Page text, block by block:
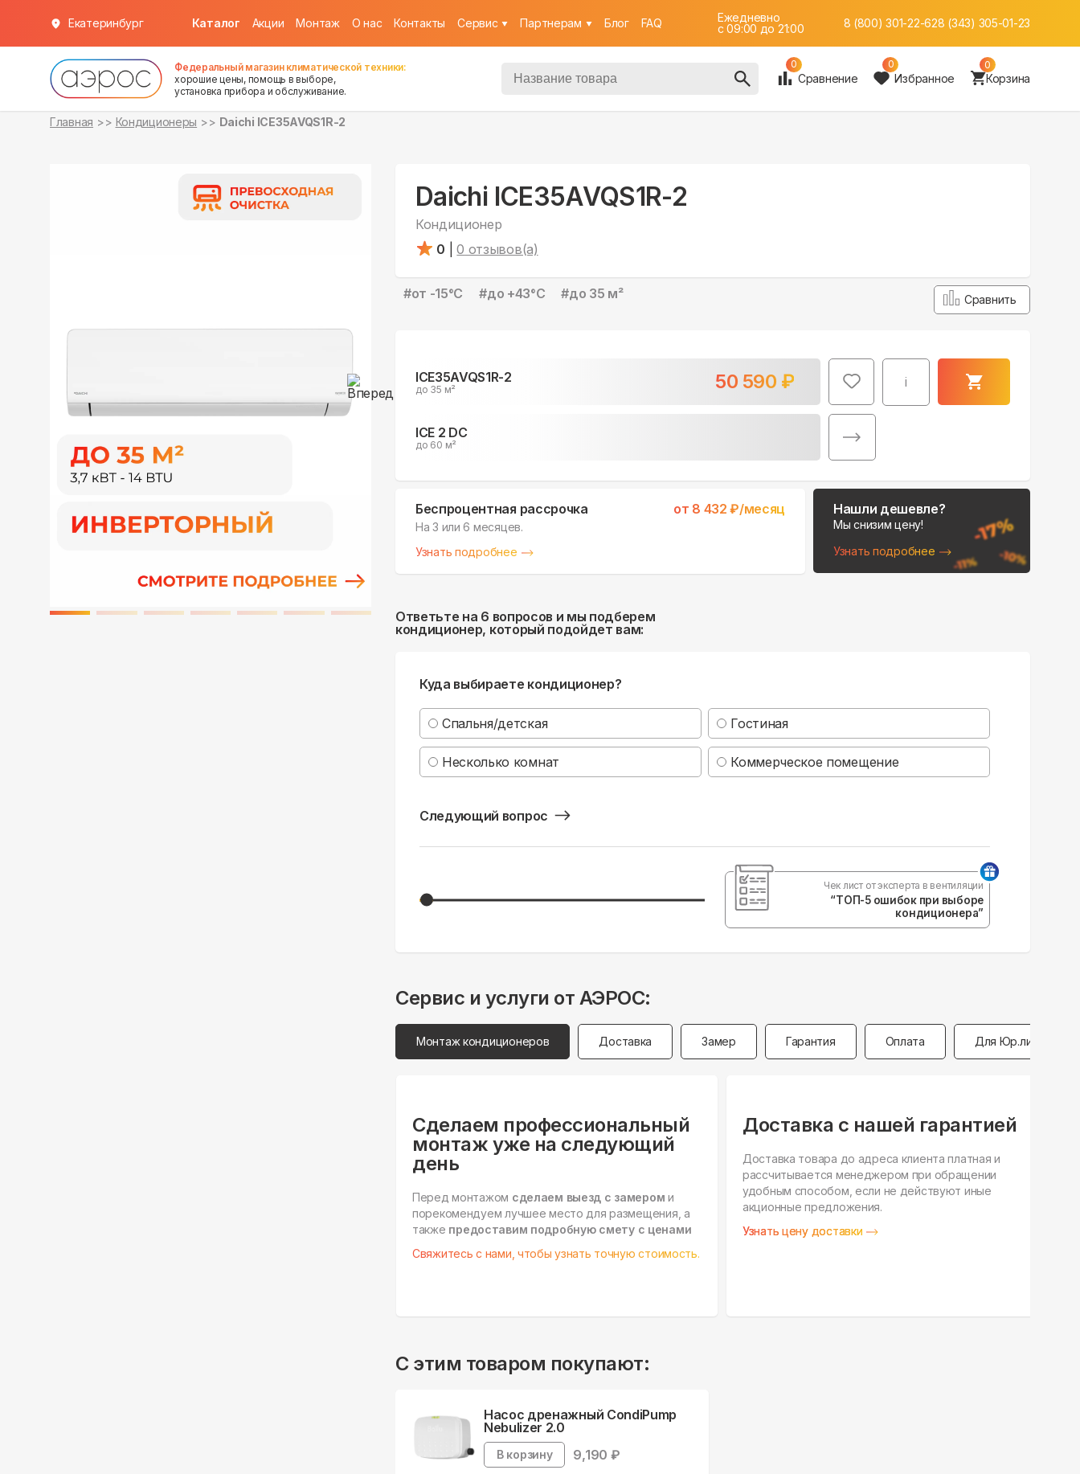
Екатеринбург Каталог Акции Монтаж О нас Контакты Cервис Партнерам Блог FAQ
Ежедневно
c 09:00 до 21:00
8 (800) 301-22-628 (343) 305-01-23
Федеральный магазин климатической техники:
хорошие цены, помощь в выборе,
установка прибора и обслуживание.
0
Сравнение
0
Избранное
0
Корзина
Главная Кондиционеры Daichi ICE35AVQS1R-2
Поможем выбрать
место для монтажа:
В Telegram
Daichi ICE35AVQS1R-2
Кондиционер
0
0 отзывов(а)
#от -15°С #до +43°С #до 35 м² Сравнить
ICE35AVQS1R-2
до 35 м² 50 590 ₽ i
в наличии
ICE 2 DC
до 60 м²
в наличии
Беспроцентная рассрочка от 8 432 ₽/месяц
На 3 или 6 месяцев.
Узнать подробнее
Нашли дешевле?
Мы снизим цену!
Узнать подробнее
Ответьте на 6 вопросов и мы подберем
кондиционер, который подойдет вам:
Куда выбираете кондиционер?
Спальня/детская Гостиная
Несколько комнат Коммерческое помещение
Следующий вопрос
Чек лист от эксперта в вентиляции
“ТОП-5 ошибок при выборе
кондиционера”
Сервис и услуги от АЭРОС:
Монтаж кондиционеров Доставка Замер Гарантия Оплата Для Юр.лиц
Сделаем профессиональный
монтаж уже на следующий
день
Перед монтажом сделаем выезд с замером и
порекомендуем лучшее место для размещения, а
также предоставим подробную смету с ценами
Свяжитесь с нами, чтобы узнать точную стоимость.
Доставка с нашей гарантией
Доставка товара до адреса клиента платная и
рассчитывается менеджером при обращении
удобным способом, если не действуют иные
акционные предложения.
Узнать цену доставки
С этим товаром покупают:
Насос дренажный CondiPump
Nebulizer 2.0
В корзину 9,190 ₽